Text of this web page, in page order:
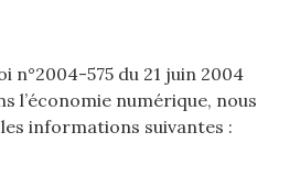
n°2004-575 du 21 juin 2004
l’économie numérique, nous
informations suivantes :